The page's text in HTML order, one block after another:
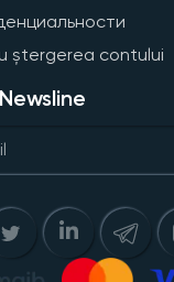
ștergerea contului